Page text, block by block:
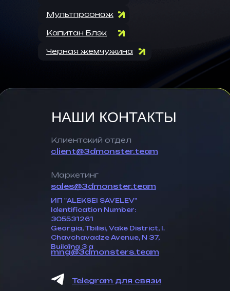
НАШИ КОНТАКТЫ
mng@3dmonsters.team
Маркетинг
sales@3dmonster.team
ИП "ALEKSEI SAVELEV"
Identification Number:
305531261
Georgia, Tbilisi, Vake District, I.
Chavchavadze Avenue, N 37,
Building 3 a
Клиентский отдел
client@3dmonster.team
Telegram для связи
Мультпрсонаж
Капитан Блэк
Черная жемчужина